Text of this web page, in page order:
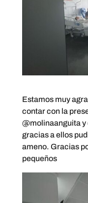
Estamos muy
contar con la
@molinaanguitay
gracias a ellos
ameno. Gracias
pequeños